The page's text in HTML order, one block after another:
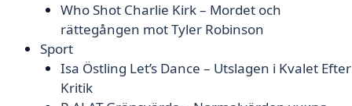
Who Shot Charlie Kirk – Mordet och
rättegången mot Tyler Robinson
Sport
Isa Östling Let’s Dance – Utslagen i Kvalet Efter
Kritik